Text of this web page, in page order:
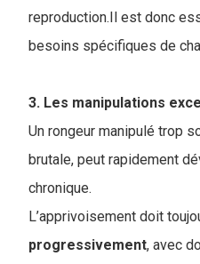
reproduction.Il est donc
besoins spécifiques de
3. Les manipulations
Un rongeur manipulé trop
brutale, peut rapidement
chronique.
L’apprivoisement doit
progressivement, avec